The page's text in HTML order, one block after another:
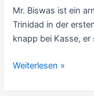
8
Sterne
Mr. Biswas ist ein
Trinidad in der
knapp bei Kasse,
Romankritik
auf
Weiterlesen »